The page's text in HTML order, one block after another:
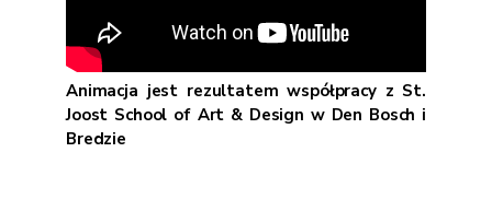
Animacja jest rezultatem współpracy z St.
Joost School of Art & Design w Den Bosch i
Bredzie